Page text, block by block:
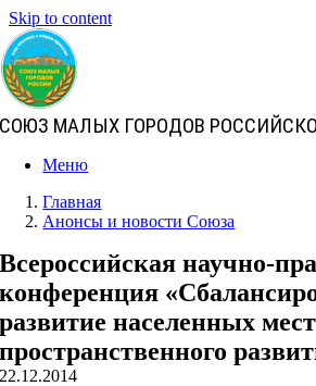
Skip to content
СОЮЗ МАЛЫХ ГОРОДОВ
Меню
Главная
Анонсы и новости Союза
Всероссийская научно-
конференция
развитие населенных
пространственного
22.12.2014